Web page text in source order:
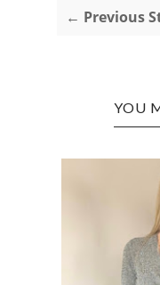
← Previous
YOU